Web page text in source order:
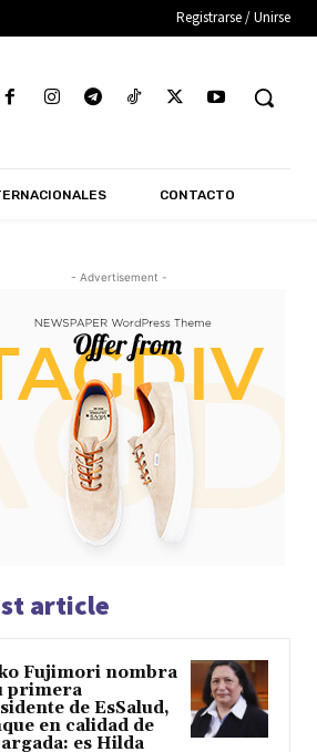
Registrarse / Unirse
CONTACTO
- Advertisement -
article
Fujimori nombra
primera
de EsSalud,
en calidad de
es Hilda